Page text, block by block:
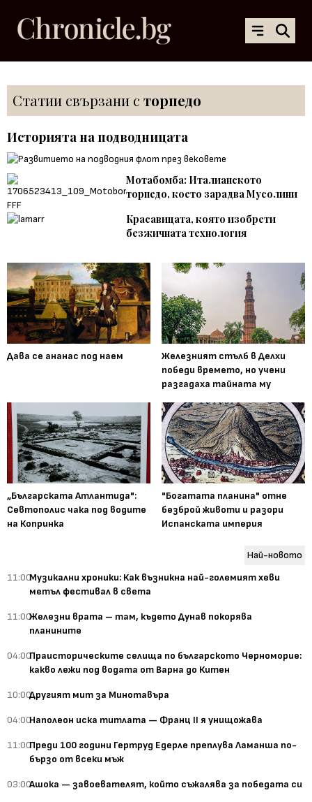
Статии свързани с торпедо
Историята на подводницата
Мотабомба: Италианското
торпедо, което зарадва Мусолини
Красавицата, която изобрети
безжичната технология
Дава се ананас под наем
Железният стълб в Делхи
победи времето, но учени
разгадаха тайната му
„Българската Атлантида":
Севтополис чака под водите
на Копринка
"Богатата планина" отне
безброй животи и разори
Испанската империя
Най-новото
11:00Музикални хроники: Как възникна най-големият хеви
метъл фестивал в света
11:00Железни врата – там, където Дунав покорява
планините
04:00Праисторическите селища по българското Черноморие:
какво лежи под водата от Варна до Китен
10:00Другият мит за Минотавъра
04:00Наполеон иска титлата — Франц II я унищожава
11:00Преди 100 години Гертруд Едерле преплува Ламанша по-
бързо от всеки мъж
03:00Ашока — завоевателят, който съжалява за победата си